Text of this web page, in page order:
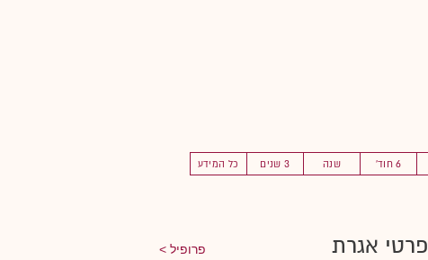
6 חוד' שנה 3 שנים כל המידע
פרטי אגרת פרופיל